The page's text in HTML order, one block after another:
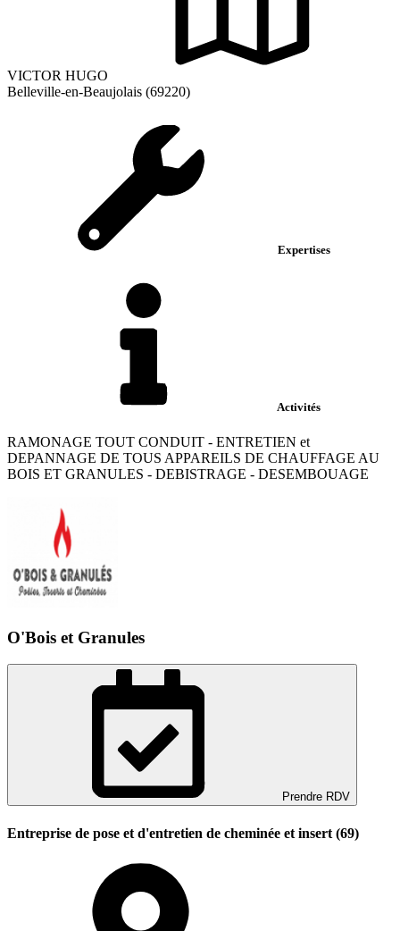
VICTOR HUGO
Belleville-en-Beaujolais (69220)
Expertises
Activités
RAMONAGE TOUT CONDUIT - ENTRETIEN et
DEPANNAGE DE TOUS APPAREILS DE CHAUFFAGE AU
BOIS ET GRANULES - DEBISTRAGE - DESEMBOUAGE
O'Bois et Granules
Prendre RDV
Entreprise de pose et d'entretien de cheminée et insert (69)